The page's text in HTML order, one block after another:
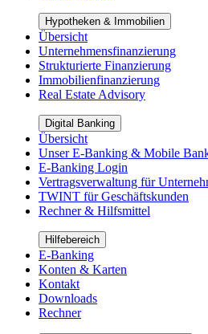
Hypotheken & Immobilien
Übersicht
Unternehmensfinanzierung
Strukturierte Finanzierung
Immobilienfinanzierung
Real Estate Advisory
Digital Banking
Übersicht
Unser E-Banking & Mobile
E-Banking Login
Vertragsverwaltung für
TWINT für Geschäftskunden
Rechner & Hilfsmittel
Hilfebereich
E-Banking
Konten & Karten
Kontakt
Downloads
Rechner